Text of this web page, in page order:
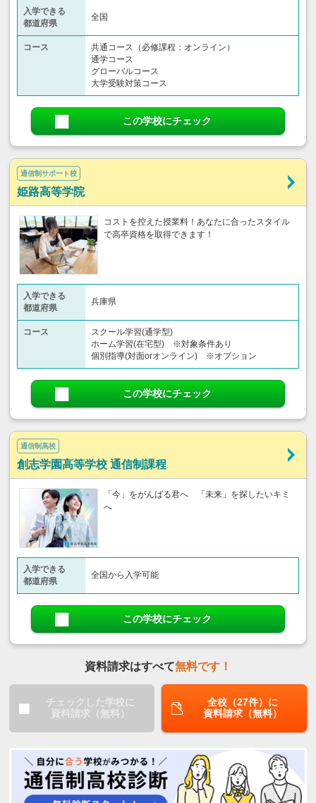
入学できる
都道府県
全国
コース
共通コース（必修課程：オンライン）
通学コース
グローバルコース
大学受験対策コース
この学校にチェック
通信制サポート校
姫路高等学院
コストを控えた授業料！あなたに合ったスタイル
で高卒資格を取得できます！
入学できる
都道府県
兵庫県
コース
スクール学習(通学型)
ホーム学習(在宅型) ※対象条件あり
個別指導(対面orオンライン) ※オプション
この学校にチェック
通信制高校
創志学園高等学校 通信制課程
「今」をがんばる君へ 「未来」を探したいキミ
へ
入学できる
都道府県
全国から入学可能
この学校にチェック
資料請求はすべて無料です！
チェックした学校に
資料請求（無料）
全校（27件）に
資料請求（無料）